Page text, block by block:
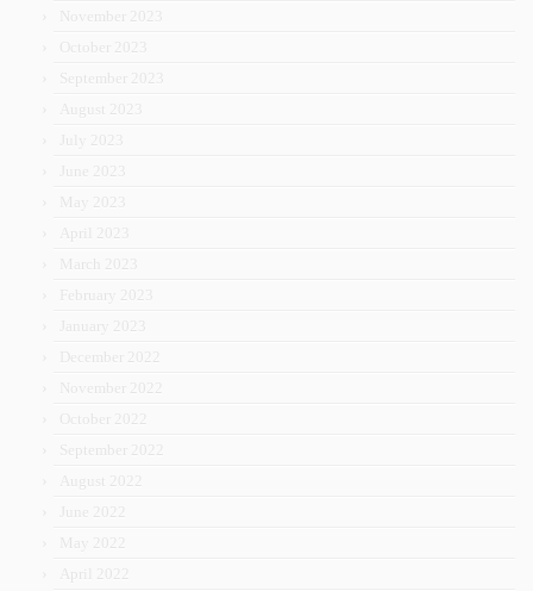
November 2023
October 2023
September 2023
August 2023
July 2023
June 2023
May 2023
April 2023
March 2023
February 2023
January 2023
December 2022
November 2022
October 2022
September 2022
August 2022
June 2022
May 2022
April 2022